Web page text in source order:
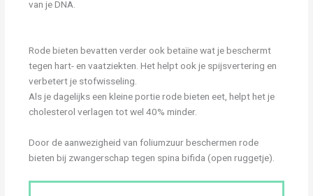
van je DNA.
Rode bieten bevatten verder ook betaïne wat je beschermt
tegen hart- en vaatziekten. Het helpt ook je spijsvertering en
verbetert je stofwisseling.
Als je dagelijks een kleine portie rode bieten eet, helpt het je
cholesterol verlagen tot wel 40% minder.
Door de aanwezigheid van foliumzuur beschermen rode
bieten bij zwangerschap tegen spina bifida (open ruggetje).